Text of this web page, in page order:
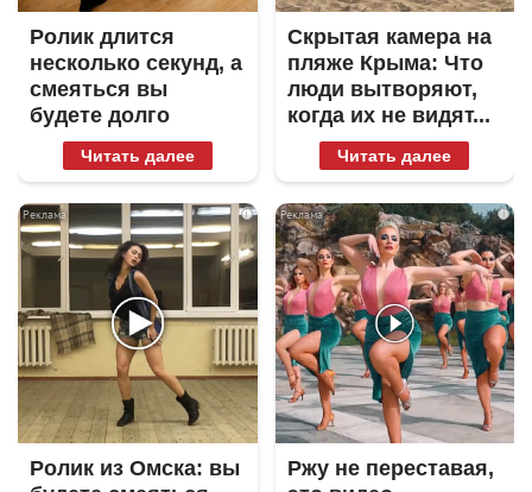
Ролик длится
несколько секунд, а
смеяться вы
будете долго
Читать далее
Скрытая камера на
пляже Крыма: Что
люди вытворяют,
когда их не видят...
Читать далее
i
Ролик из Омска: вы
i
Ржу не переставая,